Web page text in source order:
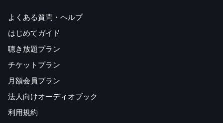
よくある質問・ヘルプ
はじめてガイド
聴き放題プラン
チケットプラン
月額会員プラン
法人向けオーディオブック
利用規約